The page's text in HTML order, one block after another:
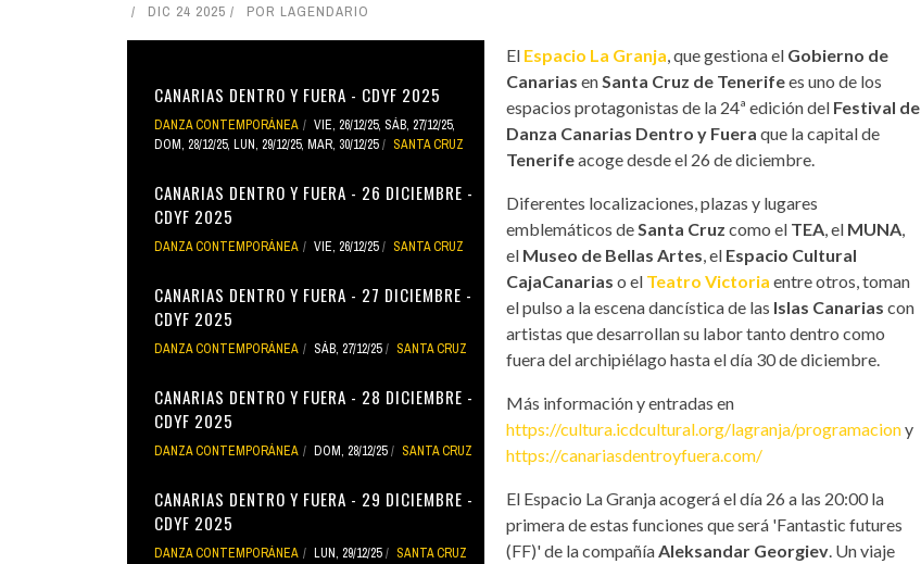
DIC 24 2025 POR LAGENDARIO
CANARIAS DENTRO Y FUERA - CDYF 2025
DANZA CONTEMPORÁNEA VIE, 26/12/25, SÁB, 27/12/25,
DOM, 28/12/25, LUN, 29/12/25, MAR, 30/12/25 SANTA CRUZ
CANARIAS DENTRO Y FUERA - 26 DICIEMBRE -
CDYF 2025
DANZA CONTEMPORÁNEA VIE, 26/12/25 SANTA CRUZ
CANARIAS DENTRO Y FUERA - 27 DICIEMBRE -
CDYF 2025
DANZA CONTEMPORÁNEA SÁB, 27/12/25 SANTA CRUZ
CANARIAS DENTRO Y FUERA - 28 DICIEMBRE -
CDYF 2025
DANZA CONTEMPORÁNEA DOM, 28/12/25 SANTA CRUZ
CANARIAS DENTRO Y FUERA - 29 DICIEMBRE -
CDYF 2025
DANZA CONTEMPORÁNEA LUN, 29/12/25 SANTA CRUZ
El Espacio La Granja , que gestiona elGobierno de
Canarias en Santa Cruz de Tenerifees uno de los
espacios protagonistas de la 24ª edición del Festival de
Danza Canarias Dentro y Fuera que la capital de
Tenerifeacoge desde el 26 de diciembre.
Diferentes localizaciones, plazas y lugares
emblemáticos de Santa Cruz como el TEA, el MUNA,
el Museo de Bellas Artes , elEspacio Cultural
CajaCanarias o el Teatro Victoria entre otros, toman
el pulso a la escena dancística de las Islas Canarias con
artistas que desarrollan su labor tanto dentro como
fuera del archipiélago hasta el día 30 de diciembre.
Más información y entradas en
https://cultura.icdcultural.org/lagranja/programaciony
https://canariasdentroyfuera.com/
El Espacio La Granja acogerá el día 26 a las 20:00 la
primera de estas funciones que será 'Fantastic futures
(FF)' de la compañía Aleksandar Georgiev. Un viaje